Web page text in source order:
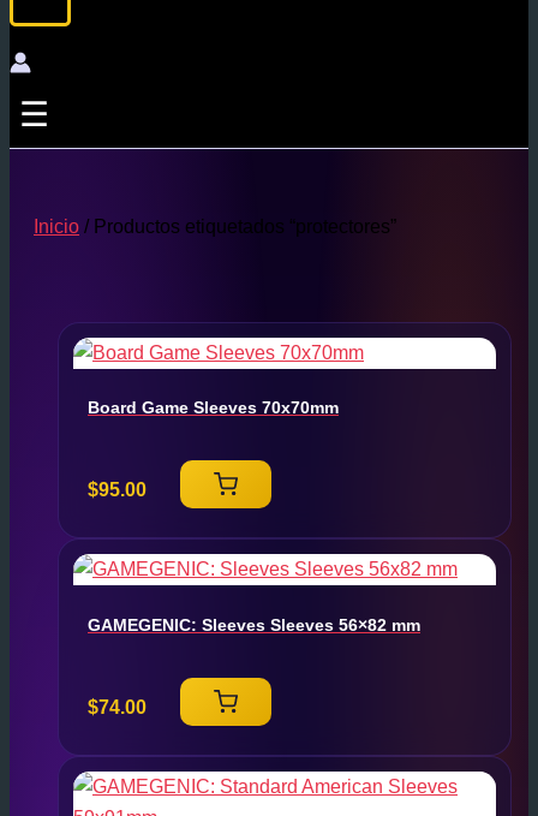
☰
Inicio / Productos etiquetados “protectores”
Board Game Sleeves 70x70mm
$95.00
GAMEGENIC: Sleeves Sleeves 56×82 mm
$74.00